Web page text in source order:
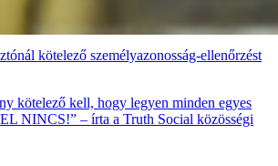
kötelező személyazonosság-ellenőrzést
kötelező kell, hogy legyen minden egyes
NINCS!” – írta a Truth Social közösségi